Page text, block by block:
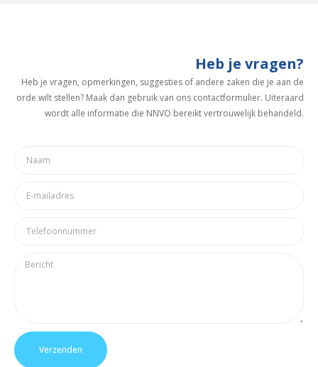
Heb je vragen?
Heb je vragen, opmerkingen, suggesties of andere zaken die je aan de
orde wilt stellen? Maak dan gebruik van ons contactformulier. Uiteraard
wordt alle informatie die NNVO bereikt vertrouwelijk behandeld.
Verzenden